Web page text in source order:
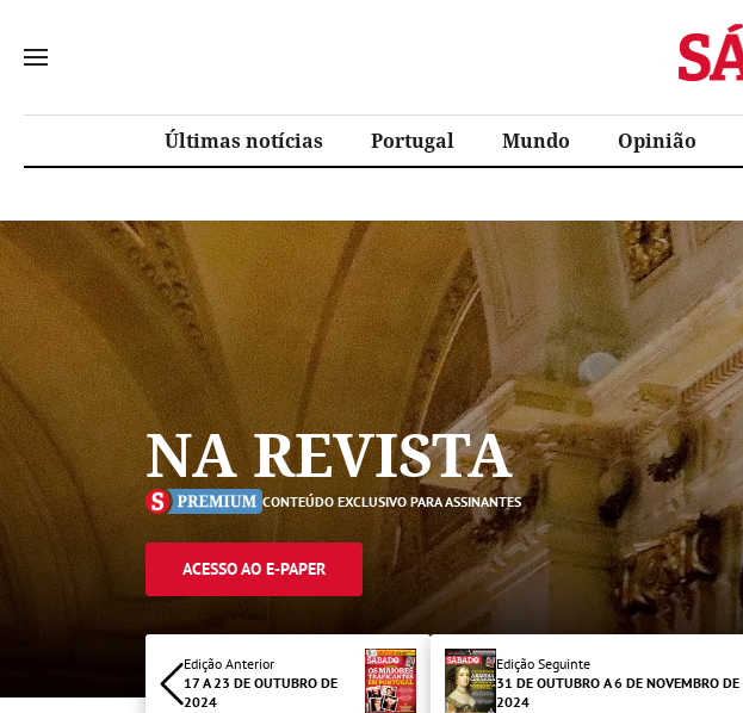
Sábado
Últimas notícias Portugal Mundo Opinião
NA REVISTA
CONTEÚDO EXCLUSIVO PARA ASSINANTES
ACESSO AO E-PAPER
Edição Anterior
17 A 23 DE OUTUBRO DE
2024
Edição Seguinte
31 DE OUTUBRO A 6 DE NOVEMBRO DE
2024